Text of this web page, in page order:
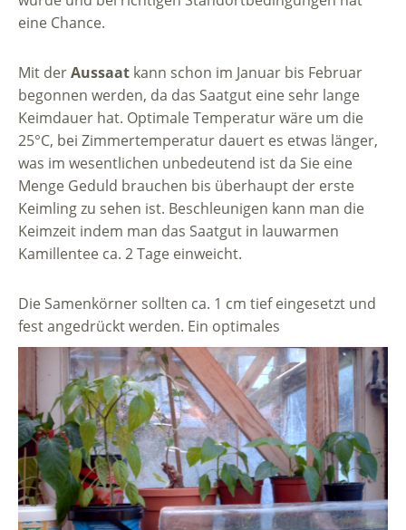
eine Chance.
Mit derAussaat kann schon im Januar bis Februar
begonnen werden, da das Saatgut eine sehr lange
Keimdauer hat. Optimale Temperatur wäre um die
25°C, bei Zimmertemperatur dauert es etwas länger,
was im wesentlichen unbedeutend ist da Sie eine
Menge Geduld brauchen bis überhaupt der erste
Keimling zu sehen ist. Beschleunigen kann man die
Keimzeit indem man das Saatgut in lauwarmen
Kamillentee ca. 2 Tage einweicht.
Die Samenkörner sollten ca. 1 cm tief eingesetzt und
fest angedrückt werden. Ein optimales